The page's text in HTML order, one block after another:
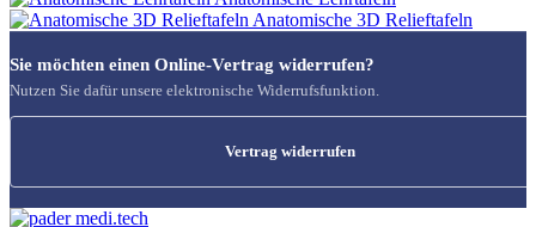
Anatomische 3D Relieftafeln
Sie möchten einen Online-Vertrag widerrufen?
Nutzen Sie dafür unsere elektronische Widerrufsfunktion.
Vertrag widerrufen